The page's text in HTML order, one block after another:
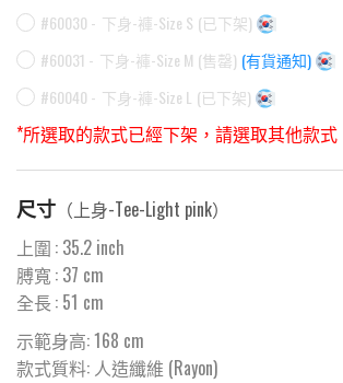
#60030 - 下身-褲-Size S (已下架)
#60031 - 下身-褲-Size M (售罄) (有貨通知)
#60040 - 下身-褲-Size L (已下架)
*所選取的款式已經下架，請選取其他款式
尺寸 （上身-Tee-Light pink）
上圍 : 35.2 inch
膊寬 : 37 cm
全長 : 51 cm
示範身高: 168 cm
款式質料: 人造纖維 (Rayon)